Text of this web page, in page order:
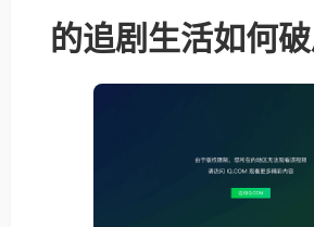
的追剧生活如何破